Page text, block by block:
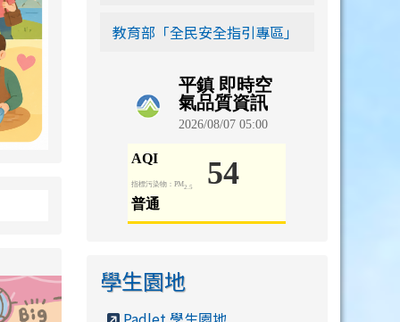
教育部「全民安全指引專區」
學生園地